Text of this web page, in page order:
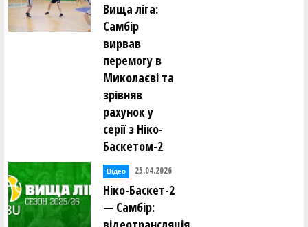
Вища ліга:
Самбір
вирвав
перемогу в
Миколаєві та
зрівняв
рахунок у
серії з Ніко-
Баскетом-2
Відео 25.04.2026
Ніко-Баскет-2
— Самбір: